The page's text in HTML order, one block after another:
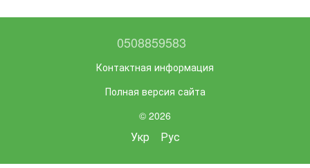
0508859583
Контактная информация
Полная версия сайта
© 2026
Укр Рус